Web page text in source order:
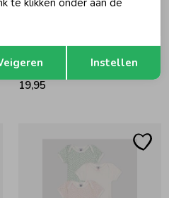
Noppies
19,95
Opslaan
te klikken onder aan de
Instellen